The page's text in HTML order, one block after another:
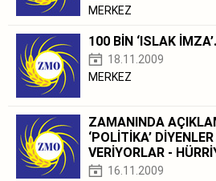
MERKEZ
100 BİN ‘ISLAK
18.11.2009
MERKEZ
ZAMANINDA
‘POLİTİKA’
VERİYORLAR -
16.11.2009